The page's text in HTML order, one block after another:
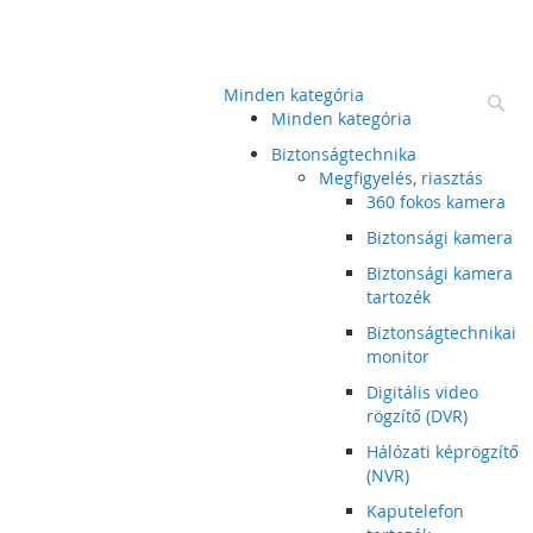
Minden kategória
Minden kategória
Biztonságtechnika
Megfigyelés, riasztás
360 fokos kamera
Biztonsági kamera
Biztonsági kamera
tartozék
Biztonságtechnikai
monitor
Digitális video
rögzítő (DVR)
Hálózati képrögzítő
(NVR)
Kaputelefon